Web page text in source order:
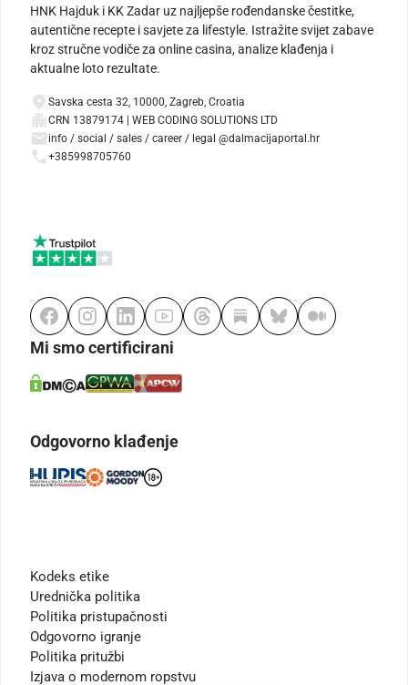
HNK Hajduk i KK Zadar uz najljepše rođendanske čestitke,
autentične recepte i savjete za lifestyle. Istražite svijet zabave
kroz stručne vodiče za online casina, analize klađenja i
aktualne loto rezultate.
Savska cesta 32, 10000, Zagreb, Croatia
CRN 13879174 | WEB CODING SOLUTIONS LTD
info / social / sales / career / legal @dalmacijaportal.hr
+385998705760
Mi smo certificirani
Odgovorno klađenje
Kodeks etike
Urednička politika
Politika pristupačnosti
Odgovorno igranje
Politika pritužbi
Izjava o modernom ropstvu